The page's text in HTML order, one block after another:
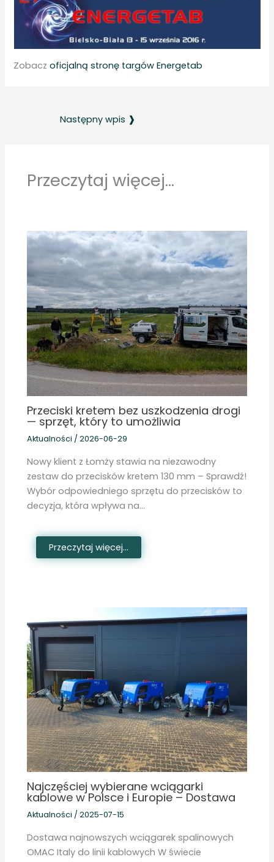
Zobaczoficjalną stronę targów Energetab
Następny wpis ❱
Przeczytaj więcej...
Przeciski kretem bez uszkodzenia drogi
— sprzęt, który to umożliwia
Aktualności /2026-06-29
Nowy klient z Łomży stawia na niezawodny
zestaw do przecisków kretem 130 mm – Sprawdź!
Wybór odpowiedniego sprzętu do przecisków to
decyzja, która wpływa na…
Przeczytaj więcej...
Najczęściej wybierane wciągarki
kablowe w Polsce i Europie – Dostawa
Aktualności /2025-07-15
Dostawa najnowszych wciągarek spalinowych
OMAC Italy do linii kablowych W świecie